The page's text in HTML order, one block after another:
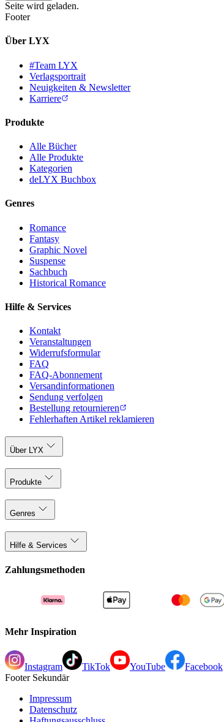
Seite wird geladen.
Footer
Über LYX
#Team LYX
Verlagsportrait
Neuigkeiten & Newsletter
Karriere
Produkte
Alle Bücher
Alle Produkte
Kategorien
deLYX Buchbox
Genres
Romance
Fantasy
Graphic Novel
Suspense
Sachbuch
Historical Romance
Hilfe & Services
Kontakt
Veranstaltungen
Widerrufsformular
FAQ
FAQ-Abonnement
Versandinformationen
Sendung verfolgen
Bestellung retournieren
Fehlerhaften Artikel reklamieren
Über LYX
Produkte
Genres
Hilfe & Services
Zahlungsmethoden
Mehr Inspiration
Instagram TikTok YouTube
Facebook
Footer Sekundär
Impressum
Datenschutz